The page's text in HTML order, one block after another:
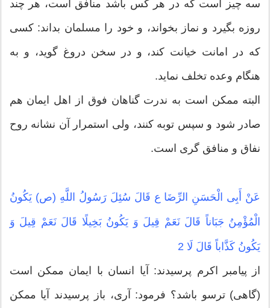
سه چیز است که در هر كس باشد منافق است، هر چند
روزه بگیرد و نماز بخواند، و خود را مسلمان بداند: كسى
كه در امانت خیانت كند، و در سخن دروغ گوید، و به
هنگام وعده تخلف نماید.
البته ممكن است به ندرت گناهان فوق از اهل ایمان هم
صادر شود و سپس توبه كنند، ولى استمرار آن نشانه روح
نفاق و منافق ‏گرى است.
عَنْ أَبِی الْحَسَنِ الرِّضَا ع قَالَ سُئِلَ رَسُولُ اللَّهِ (ص) یَكُونُ
الْمُؤْمِنُ جَبَاناً قَالَ نَعَمْ قِیلَ وَ یَكُونُ بَخِیلًا قَالَ نَعَمْ قِیلَ وَ
یَكُونُ كَذَّاباً قَالَ لَا 2
از پیامبر اکرم پرسیدند: آیا انسان با ایمان ممكن است
(گاهى) ترسو باشد؟ فرمود: آرى، باز پرسیدند آیا ممكن